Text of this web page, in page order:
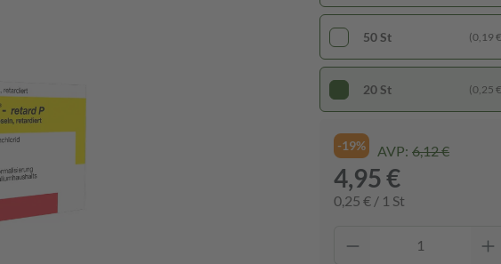
50 St (0,19
20 St (0,25
-19% AVP: 6,12 €
4,95 €
0,25 € / 1 St